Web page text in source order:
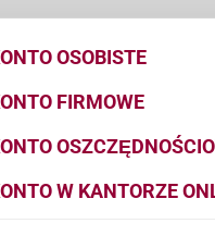
OSOBISTE
FIRMOWE
W KANTORZE